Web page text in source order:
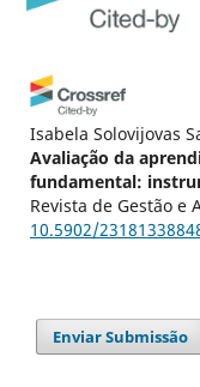
Isabela Solovijovas
Avaliação da
fundamental:
Revista de Gestão e
10.5902/
Enviar Submissão